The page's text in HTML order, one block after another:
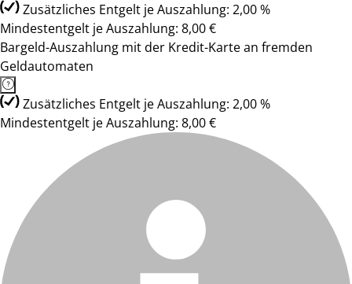
Zusätzliches Entgelt je Auszahlung: 2,00 %
Mindestentgelt je Auszahlung: 8,00 €
Bargeld-Auszahlung mit der Kredit-Karte an fremden
Geldautomaten
Zusätzliches Entgelt je Auszahlung: 2,00 %
Mindestentgelt je Auszahlung: 8,00 €